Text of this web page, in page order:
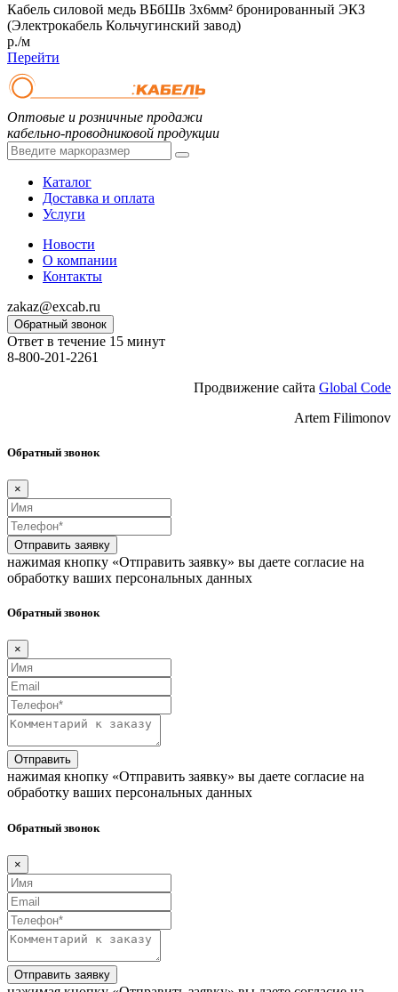
Кабель силовой медь ВБбШв 3x6мм² бронированный ЭКЗ
(Электрокабель Кольчугинский завод)
р./м
Перейти
Оптовые и розничные продажи
кабельно-проводниковой продукции
Каталог
Доставка и оплата
Услуги
Новости
О компании
Контакты
zakaz@excab.ru
Обратный звонок
Ответ в течение 15 минут
8-800-201-2261
Продвижение сайта Global Code
Artem Filimonov
Обратный звонок
×
Отправить заявку
нажимая кнопку «Отправить заявку» вы даете согласие на
обработку ваших персональных данных
Обратный звонок
×
Отправить
нажимая кнопку «Отправить заявку» вы даете согласие на
обработку ваших персональных данных
Обратный звонок
×
Отправить заявку